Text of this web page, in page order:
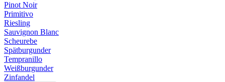
Pinot Noir
Primitivo
Riesling
Sauvignon Blanc
Scheurebe
Spätburgunder
Tempranillo
Weißburgunder
Zinfandel